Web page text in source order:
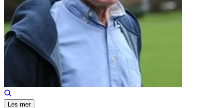
Les mer